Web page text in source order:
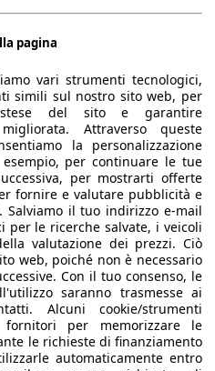
responsabilità per la correttezza
Torna su
mercato auto europeo.
pagina
vari strumenti tecnologici,
simili sul nostro sito web, per
del sito e garantire
Attraverso queste
la personalizzazione
per continuare le tue
per mostrarti offerte
fornire e valutare pubblicità e
Salviamo il tuo indirizzo e-mail
per le ricerche salvate, i veicoli
valutazione dei prezzi. Ciò
web, poiché non è necessario
Con il tuo consenso, le
saranno trasmesse ai
Alcuni cookie/strumenti
per memorizzare le
le richieste di finanziamento
automaticamente entro